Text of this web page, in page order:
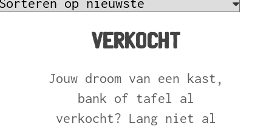
verkocht
Jouw droom van een kast,
bank of tafel al
verkocht? Lang niet al